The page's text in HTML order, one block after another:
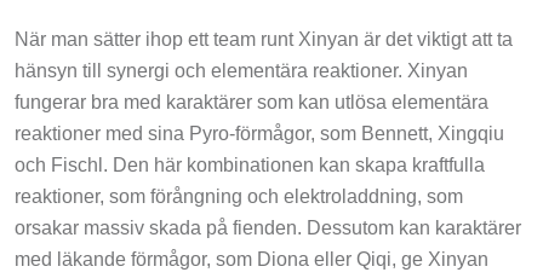
När man sätter ihop ett team runt Xinyan är det viktigt att ta
hänsyn till synergi och elementära reaktioner. Xinyan
fungerar bra med karaktärer som kan utlösa elementära
reaktioner med sina Pyro-förmågor, som Bennett, Xingqiu
och Fischl. Den här kombinationen kan skapa kraftfulla
reaktioner, som förångning och elektroladdning, som
orsakar massiv skada på fienden. Dessutom kan karaktärer
med läkande förmågor, som Diona eller Qiqi, ge Xinyan